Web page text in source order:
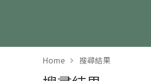
Home 搜尋結果